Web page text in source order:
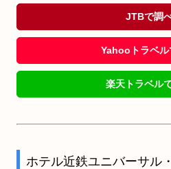
JTBで調
Yahooトラベル
楽天トラベル
ホテル近鉄ユニバーサル